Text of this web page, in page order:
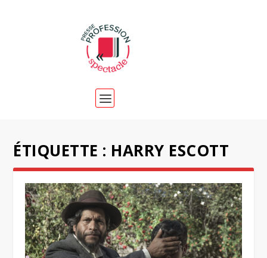
ÉTIQUETTE : HARRY ESCOTT